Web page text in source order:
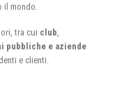
mondo.
tra cui club
pubbliche e aziende
e clienti.